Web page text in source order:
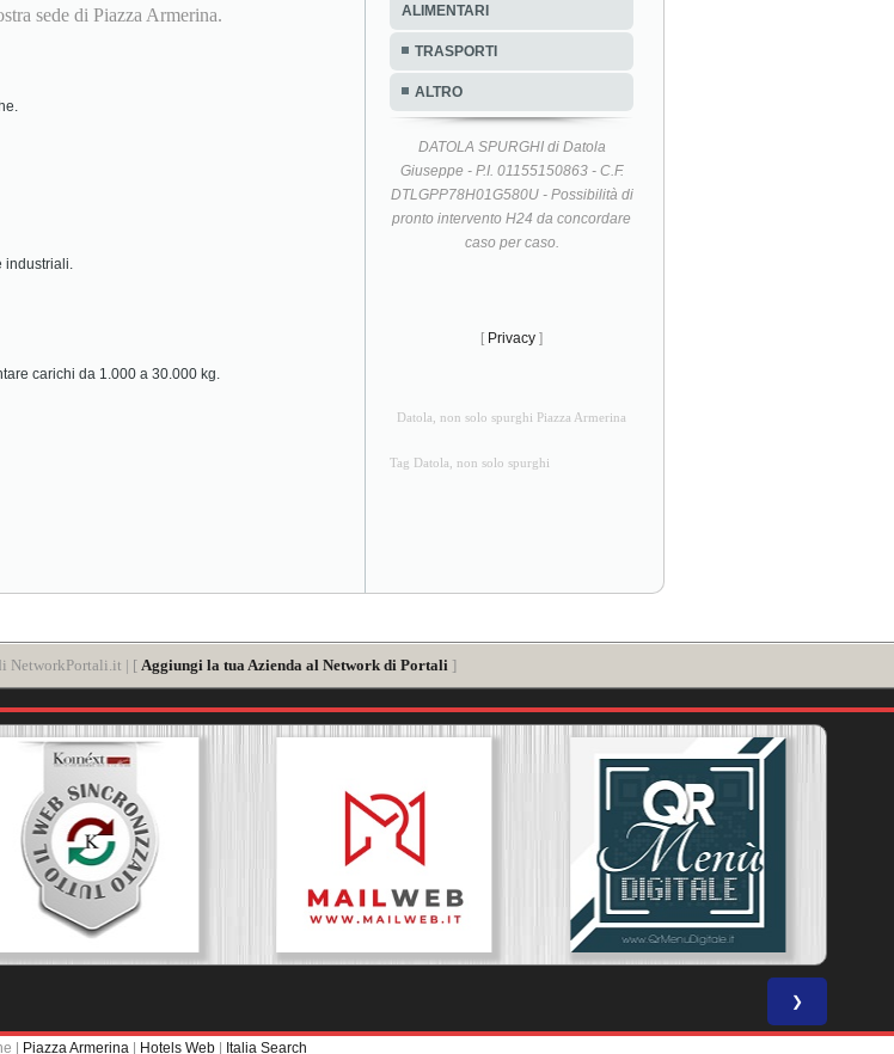
sede di Piazza Armerina.
industriali.
carichi da 1.000 a 30.000 kg.
ALIMENTARI
TRASPORTI
ALTRO
DATOLA SPURGHI di Datola
Giuseppe - P.I. 01155150863 - C.F.
DTLGPP78H01G580U - Possibilità di
pronto intervento H24 da concordare
caso per caso.
[ Privacy ]
Datola, non solo spurghi Piazza Armerina
Tag Datola, non solo spurghi
NetworkPortali.it | [ Aggiungi la tua Azienda al Network di Portali ]
❯
| Piazza Armerina | Hotels Web | Italia Search